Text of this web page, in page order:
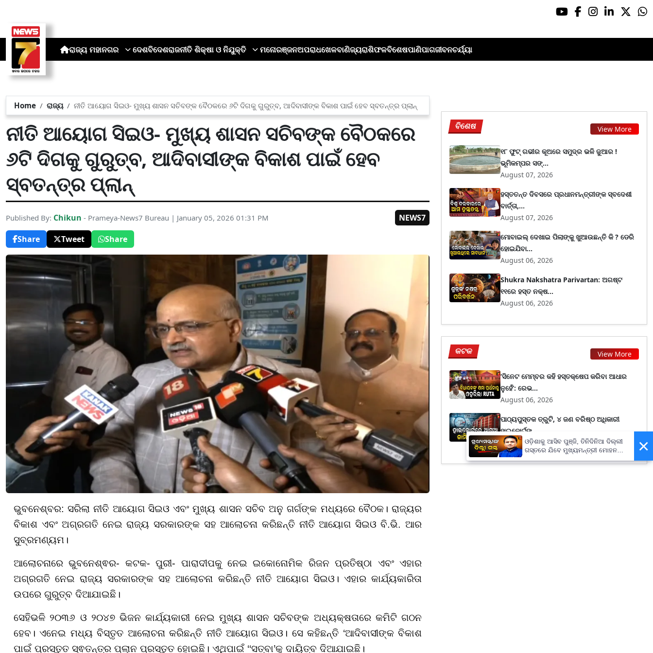
ରାଜ୍ୟ ମହାନଗର ଦେଶବିଦେଶରାଜନୀତି ଶିକ୍ଷା ଓ ନିଯୁକ୍ତି ମନୋରଞ୍ଜନଅପରାଧଖେଳବାଣିଜ୍ୟରାଶିଫଳବିଶେଷପାଣିପାଗଜୀବନଚର୍ଯ୍ୟା
Home ରାଜ୍ୟ ନୀତି ଆୟୋଗ ସିଇଓ- ମୁଖ୍ୟ ଶାସନ ସଚିବଙ୍କ ବୈଠକରେ ୬ଟି ଦିଗକୁ ଗୁରୁତ୍ବ, ଆଦିବାସୀଙ୍କ ବିକାଶ ପାଇଁ ହେବ ସ୍ବତନ୍ତ୍ର ପ୍ଲାନ୍
ନୀତି ଆୟୋଗ ସିଇଓ- ମୁଖ୍ୟ ଶାସନ ସଚିବଙ୍କ ବୈଠକରେ
୬ଟି ଦିଗକୁ ଗୁରୁତ୍ବ, ଆଦିବାସୀଙ୍କ ବିକାଶ ପାଇଁ ହେବ
ସ୍ବତନ୍ତ୍ର ପ୍ଲାନ୍
Published By: Chikun - Prameya-News7 Bureau | January 05, 2026 01:31 PM
NEWS7
Share
Tweet Share
ଭୁବନେଶ୍ବର: ସରିଲା ନୀତି ଆୟୋଗ ସିଇଓ ଏବଂ ମୁଖ୍ୟ ଶାସନ ସଚିବ ଅନୁ ଗର୍ଗଙ୍କ ମଧ୍ୟରେ ବୈଠକ। ରାଜ୍ୟର
ବିକାଶ ଏବଂ ଅଗ୍ରଗତି ନେଇ ରାଜ୍ୟ ସରକାରଙ୍କ ସହ ଆଲୋଚନା କରିଛନ୍ତି ନୀତି ଆୟୋଗ ସିଇଓ ବି.ଭି. ଆର
ସୁବ୍ରମଣ୍ୟମ।
ଆଲୋଚନାରେ ଭୁବନେଶ୍ଵର- କଟକ- ପୁରୀ- ପାରାଦୀପକୁ ନେଇ ଇକୋନୋମିକ ରିଜନ ପ୍ରତିଷ୍ଠା ଏବଂ ଏହାର
ଅଗ୍ରଗତି ନେଇ ରାଜ୍ୟ ସରକାରଙ୍କ ସହ ଆଲୋଚନା କରିଛନ୍ତି ନୀତି ଆୟୋଗ ସିଇଓ। ଏହାର କାର୍ଯ୍ୟକାରିତା
ଉପରେ ଗୁରୁତ୍ବ ଦିଆଯାଇଛି।
ସେହିଭଳି ୨୦୩୬ ଓ ୨୦୪୭ ଭିଜନ କାର୍ଯ୍ୟକାରୀ ନେଇ ମୁଖ୍ୟ ଶାସନ ସଚିବଙ୍କ ଅଧ୍ୟକ୍ଷତାରେ କମିଟି ଗଠନ
ହେବ। ଏନେଇ ମଧ୍ୟ ବିସ୍ତୃତ ଆଲୋଚନା କରିଛନ୍ତି ନୀତି ଆୟୋଗ ସିଇଓ। ସେ କହିଛନ୍ତି ‘ଆଦିବାସୀଙ୍କ ବିକାଶ
ପାଇଁ ପ୍ରସ୍ତୁତ ସ୍ଵତନ୍ତ୍ର ପ୍ଲାନ ପ୍ରସ୍ତୁତ ହୋଇଛି। ଏଥିପାଇଁ ‘‘ସତ୍ବା’କୁ ଦାୟିତ୍ବ ଦିଆଯାଇଛି।
ବିଶେଷ View More
୧୮ ଫୁଟ୍ ଗଭୀର କୂଅରେ ସମୁଦ୍ର ଭଳି ଜୁଆର !
ଭୂମିକମ୍ପର ସଙ୍...
August 07, 2026
ହସ୍ତତନ୍ତ ଦିବସରେ ପ୍ରଧାନମନ୍ତ୍ରୀଙ୍କ ସ୍ବଦେଶୀ
ବାର୍ତ୍ତା,...
August 07, 2026
ମୋବାଇଲ୍ ଦେଖାଇ ପିଲାଙ୍କୁ ଖୁଆଉଛନ୍ତି କି ? ଡେରି
ହୋଇଯିବା...
August 06, 2026
Shukra Nakshatra Parivartan: ଅଗଷ୍ଟ
୧୧ରେ ହସ୍ତ ନକ୍ଷ...
August 06, 2026
କଟକ View More
‘ସିନେଟ ମେମ୍ବର କହି ହସ୍ତକ୍ଷେପ କରିବା ଆଧାର
ନୁହେଁ’: ରେଭ...
August 06, 2026
ପାଠ୍ୟପୁସ୍ତକ ତ୍ରୁଟି, ୪ ଜଣ ବରିଷ୍ଠ ଅଧିକାରୀ
ହାଇକୋର୍ଟଙ୍...
July 21, 2026
×
ଓଡ଼ିଶାକୁ ଆସିବ ପୁଞ୍ଜି, ତିନିଦିନିଆ ଦିଲ୍ଲୀ
ଗସ୍ତରେ ଯିବେ ମୁଖ୍ୟମନ୍ତ୍ରୀ ମୋହନ
ମାଝୀ